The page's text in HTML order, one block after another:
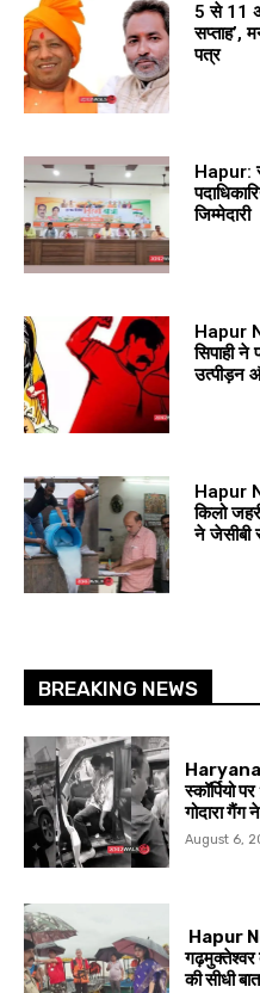
5 से 11
सप्ताह’,
पत्र
Hapur:
जिम्मेदारी
Hapur
सिपाही
उत्पीड़न
Hapur
किलो
ने जेसीबी
BREAKING NEWS
Haryana:
स्कॉर्पियो
गोदारा गैंग
August 6,
Hapur
की सीधी